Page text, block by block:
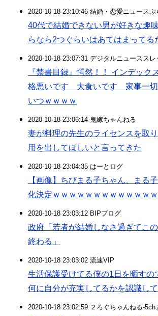
2020-10-18 23:10:46 結婚・恋愛ニュースぷ
40代で結婚できない男が好きな趣
らなら2つぐらいはあてはまってる
2020-10-18 23:07:31 デジタルニューススレ
『禁書目録』愕然！！ インデッ
格悪いです 大食いです 家事一
いつｗｗｗｗ
2020-10-18 23:06:14 鬼嫁ちゃんねる
妻が料理の先生のライセンスを取
用を出してほしいと言ってきた
2020-10-18 23:04:35 はーとログ
【画像】ちびまる子ちゃん、まる
化決定ｗｗｗｗｗｗｗｗｗｗｗｗｗ
2020-10-18 23:03:12 BIPブログ
政府「若者が結婚しなさ過ぎてこ
終わる」
2020-10-18 23:03:02 流速VIP
生活保護受けてる僕の1日を晒すの
何に自分が充実してるかを認識し
2020-10-18 23:02:59 ２ろぐちゃんねる-5ch